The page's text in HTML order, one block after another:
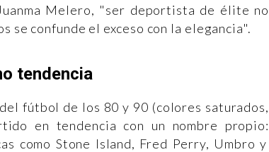
Melero, "ser deportista de élite no
se confunde el exceso con la elegancia".
tendencia
fútbol de los 80 y 90 (colores saturados,
en tendencia con un nombre propio:
como Stone Island, Fred Perry, Umbro y